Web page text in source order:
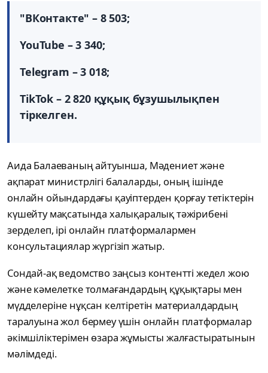
"ВКонтакте" – 8 503;
YouTube – 3 340;
Telegram – 3 018;
TikTok – 2 820 құқық бұзушылықпен
тіркелген.
Аида Балаеваның айтуынша, Мәдениет және
ақпарат министрлігі балаларды, оның ішінде
онлайн ойындардағы қауіптерден қорғау тетіктерін
күшейту мақсатында халықаралық тәжірибені
зерделеп, ірі онлайн платформалармен
консультациялар жүргізіп жатыр.
Сондай-ақ ведомство заңсыз контентті жедел жою
және кәмелетке толмағандардың құқықтары мен
мүдделеріне нұқсан келтіретін материалдардың
таралуына жол бермеу үшін онлайн платформалар
әкімшіліктерімен өзара жұмысты жалғастыратынын
мәлімдеді.